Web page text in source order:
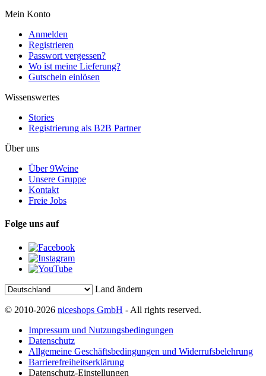
Mein Konto
Anmelden
Registrieren
Passwort vergessen?
Wo ist meine Lieferung?
Gutschein einlösen
Wissenswertes
Stories
Registrierung als B2B Partner
Über uns
Über 9Weine
Unsere Gruppe
Kontakt
Freie Jobs
Folge uns auf
Land ändern
© 2010-2026 niceshops GmbH - All rights reserved.
Impressum und Nutzungsbedingungen
Datenschutz
Allgemeine Geschäftsbedingungen und Widerrufsbelehrung
Barrierefreiheitserklärung
Datenschutz-Einstellungen